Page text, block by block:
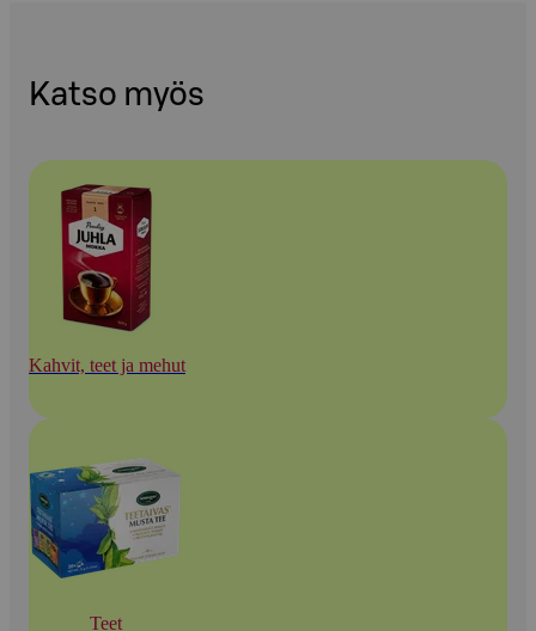
Katso myös
Kahvit, teet ja mehut
Teet